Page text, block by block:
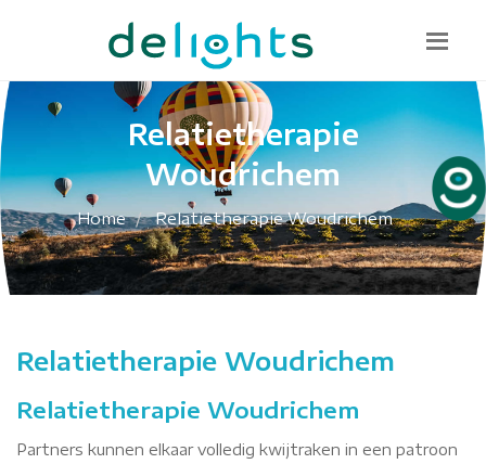
085 130 1482
info@delights.nu
Relatietherapie
Woudrichem
Home Relatietherapie Woudrichem
Relatietherapie Woudrichem
Relatietherapie Woudrichem
Partners kunnen elkaar volledig kwijtraken in een patroon